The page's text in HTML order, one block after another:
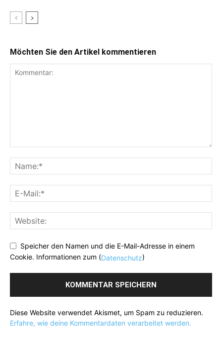
Möchten Sie den Artikel kommentieren
Speicher den Namen und die E-Mail-Adresse in einem
Cookie. Informationen zum (Datenschutz)
Diese Website verwendet Akismet, um Spam zu reduzieren.
Erfahre, wie deine Kommentardaten verarbeitet werden.